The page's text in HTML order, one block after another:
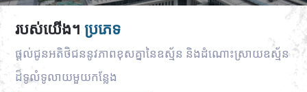
របស់យើង។ ប្រភេទ
ផ្តល់ជូនអតិថិជននូវភាពខុសគ្នានៃឧស្ម័ន និងដំណោះស្រាយឧស្ម័ន
ដ៏ទូលំទូលាយមួយកន្លែង